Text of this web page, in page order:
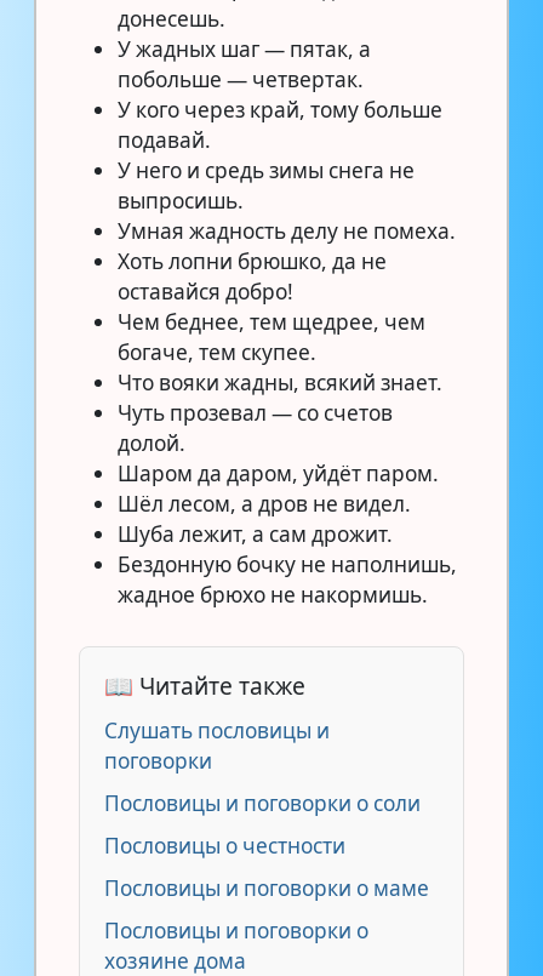
донесешь.
У жадных шаг — пятак, а
побольше — четвертак.
У кого через край, тому больше
подавай.
У него и средь зимы снега не
выпросишь.
Умная жадность делу не помеха.
Хоть лопни брюшко, да не
оставайся добро!
Чем беднее, тем щедрее, чем
богаче, тем скупее.
Что вояки жадны, всякий знает.
Чуть прозевал — со счетов
долой.
Шаром да даром, уйдёт паром.
Шёл лесом, а дров не видел.
Шуба лежит, а сам дрожит.
Бездонную бочку не наполнишь,
жадное брюхо не накормишь.
📖 Читайте также
Слушать пословицы и
поговорки
Пословицы и поговорки о соли
Пословицы о честности
Пословицы и поговорки о маме
Пословицы и поговорки о
хозяине дома